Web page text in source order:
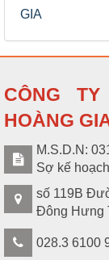
GIA
CÔNG
HOÀNG
M.S.D.N:
Sợ kế
số 119B
Đông Hưng
028.3 6100